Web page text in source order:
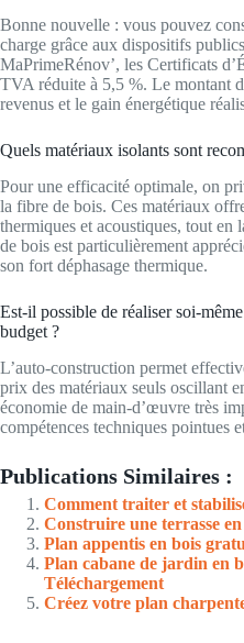
Bonne nouvelle : vous pouvez
charge grâce aux dispositifs
MaPrimeRénov’, les Certificats
TVA réduite à 5,5 %. Le montant
revenus et le gain énergétique
Quels matériaux isolants sont
Pour une efficacité optimale, on
la fibre de bois. Ces matériaux
thermiques et acoustiques, tout en
de bois est particulièrement
son fort déphasage thermique.
Est-il possible de réaliser soi-
budget ?
L’auto-construction permet
prix des matériaux seuls oscillant
économie de main-d’œuvre très
compétences techniques pointues
Publications Similaires :
Comment traiter et
Construire une terrasse
Plan appentis en bois
Plan cabane de jardin en
Téléchargement
Créez votre plan